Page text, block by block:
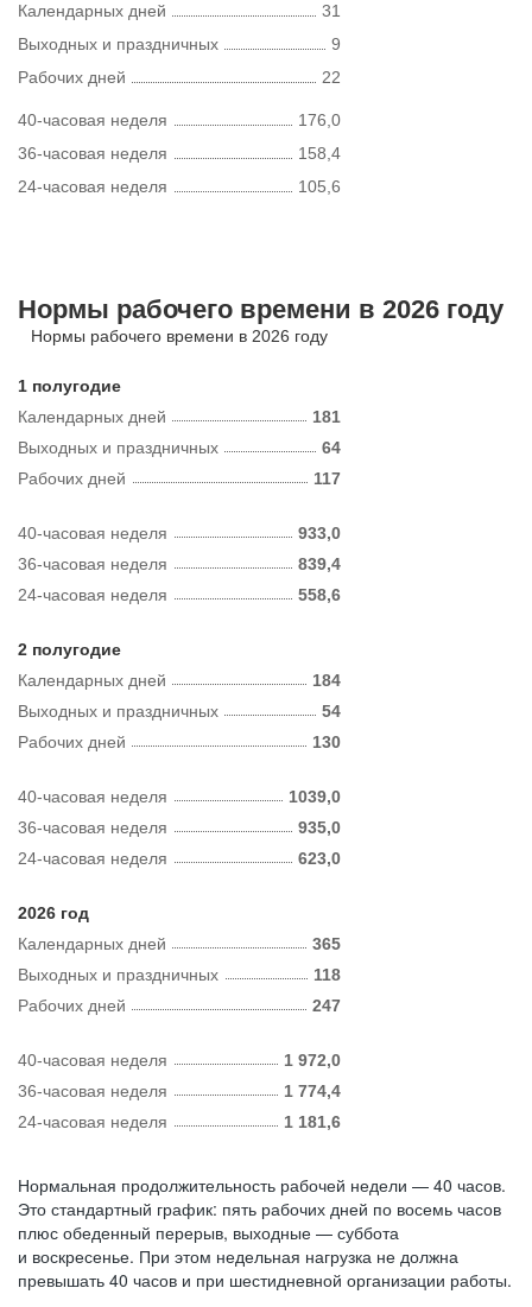
Календарных дней
31
Выходных и праздничных
9
Рабочих дней
22
40-часовая неделя
176,0
36-часовая неделя
158,4
24-часовая неделя
105,6
Нормы рабочего времени в 2026 году
Нормы рабочего времени в 2026 году
1 полугодие
Календарных дней
181
Рабочих дней 117
Выходных и праздничных 64
40-часовая неделя
933,0
36-часовая неделя
839,4
24-часовая неделя
558,6
2 полугодие
Календарных дней
184
Рабочих дней 130
Выходных и праздничных 54
40-часовая неделя
1039,0
36-часовая неделя
935,0
24-часовая неделя
623,0
2026 год
Календарных дней
365
Рабочих дней 247
Выходных и праздничных 118
40-часовая неделя
1 972,0
36-часовая неделя
1 774,4
24-часовая неделя
1 181,6
Нормальная продолжительность рабочей недели — 40 часов.
Это стандартный график: пять рабочих дней по восемь часов
плюс обеденный перерыв, выходные — суббота
и воскресенье. При этом недельная нагрузка не должна
превышать 40 часов и при шестидневной организации работы.